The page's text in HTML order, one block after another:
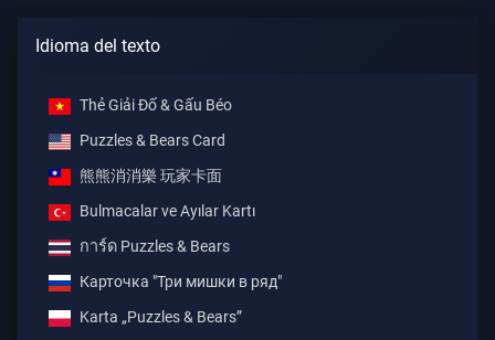
Idioma del texto
Thẻ Giải Đố & Gấu Béo
Puzzles & Bears Card
熊熊消消樂 玩家卡面
Bulmacalar ve Ayılar Kartı
การ์ด Puzzles & Bears
Карточка "Три мишки в ряд"
Karta „Puzzles & Bears”